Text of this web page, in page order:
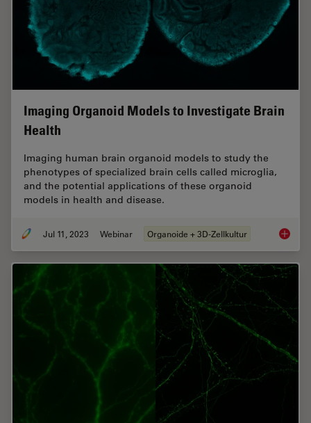
Imaging Organoid Models to Investigate Brain
Health
Imaging human brain organoid models to study the
phenotypes of specialized brain cells called microglia,
and the potential applications of these organoid
models in health and disease.
Jul 11, 2023 Webinar Organoide + 3D-Zellkultur